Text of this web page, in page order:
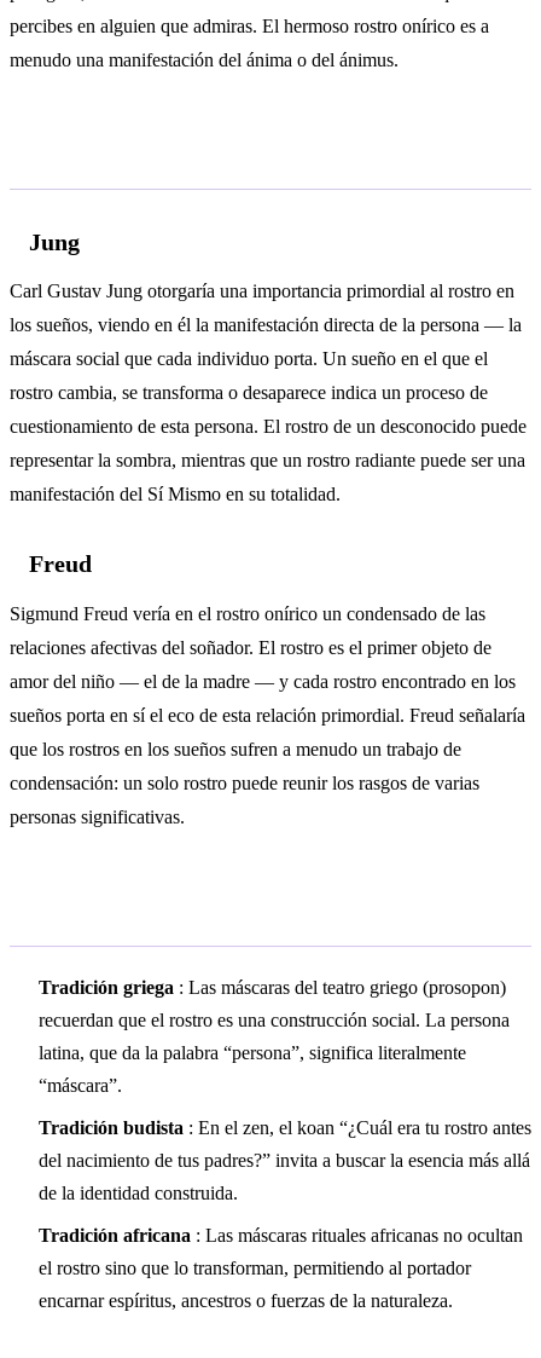
percibes en alguien que admiras. El hermoso rostro onírico es a
menudo una manifestación del ánima o del ánimus.
Jung
Carl Gustav Jung otorgaría una importancia primordial al rostro en
los sueños, viendo en él la manifestación directa de la persona — la
máscara social que cada individuo porta. Un sueño en el que el
rostro cambia, se transforma o desaparece indica un proceso de
cuestionamiento de esta persona. El rostro de un desconocido puede
representar la sombra, mientras que un rostro radiante puede ser una
manifestación del Sí Mismo en su totalidad.
Freud
Sigmund Freud vería en el rostro onírico un condensado de las
relaciones afectivas del soñador. El rostro es el primer objeto de
amor del niño — el de la madre — y cada rostro encontrado en los
sueños porta en sí el eco de esta relación primordial. Freud señalaría
que los rostros en los sueños sufren a menudo un trabajo de
condensación: un solo rostro puede reunir los rasgos de varias
personas significativas.
Tradición griega : Las máscaras del teatro griego (prosopon)
recuerdan que el rostro es una construcción social. La persona
latina, que da la palabra “persona”, significa literalmente
“máscara”.
Tradición budista : En el zen, el koan “¿Cuál era tu rostro antes
del nacimiento de tus padres?” invita a buscar la esencia más allá
de la identidad construida.
Tradición africana : Las máscaras rituales africanas no ocultan
el rostro sino que lo transforman, permitiendo al portador
encarnar espíritus, ancestros o fuerzas de la naturaleza.